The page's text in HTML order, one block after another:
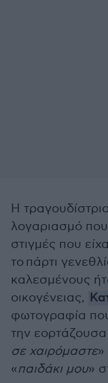
Η
λογαριασμό
στιγμές που
το πάρτι
καλεσμένους
οικογένειας,
φωτογραφία
την
σε χαιρόμαστε»
«παιδάκι μου»